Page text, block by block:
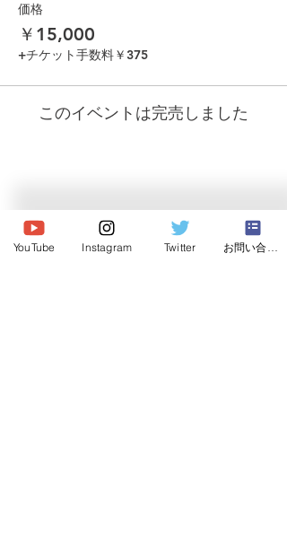
価格
￥15,000
+チケット手数料￥375
このイベントは完売しました
© 2026 Japan Dog Behaviourist
Association.Allright reserved.
YouTube Instagram Twitter